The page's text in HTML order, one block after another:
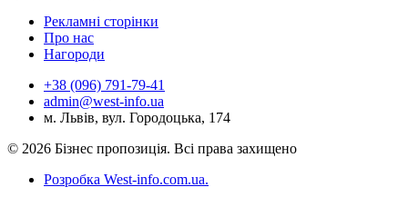
Рекламні сторінки
Про нас
Нагороди
+38 (096) 791-79-41
admin@west-info.ua
м. Львів, вул. Городоцька, 174
© 2026 Бізнес пропозиція. Всі права захищено
Розробка West-info.com.ua.